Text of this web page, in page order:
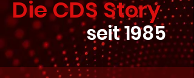
Die CDS Story
seit 1985